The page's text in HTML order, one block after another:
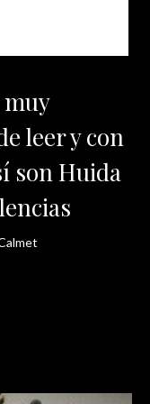
leer y con
son Huida